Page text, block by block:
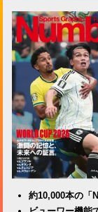
約10,000本の「